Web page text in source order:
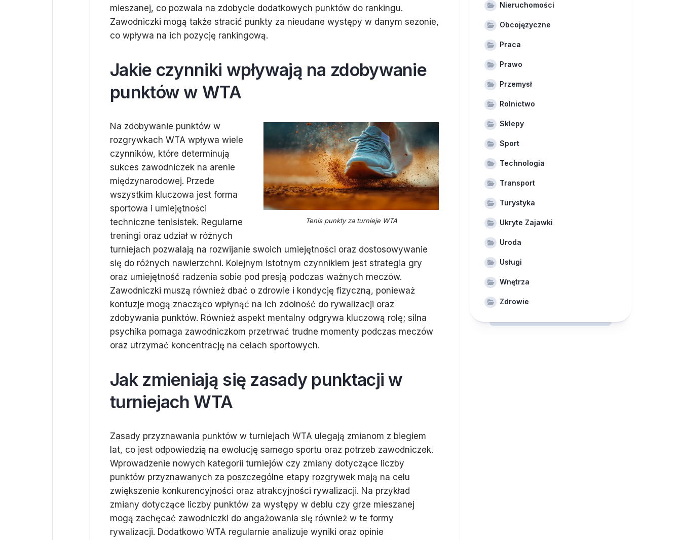
mieszanej, co pozwala na zdobycie dodatkowych punktów do rankingu.
Zawodniczki mogą także stracić punkty za nieudane występy w danym sezonie,
co wpływa na ich pozycję rankingową.
Jakie czynniki wpływają na zdobywanie
punktów w WTA
Tenis punkty za turnieje WTA
Na zdobywanie punktów w
rozgrywkach WTA wpływa wiele
czynników, które determinują
sukces zawodniczek na arenie
międzynarodowej. Przede
wszystkim kluczowa jest forma
sportowa i umiejętności
techniczne tenisistek. Regularne
treningi oraz udział w różnych
turniejach pozwalają na rozwijanie swoich umiejętności oraz dostosowywanie
się do różnych nawierzchni. Kolejnym istotnym czynnikiem jest strategia gry
oraz umiejętność radzenia sobie pod presją podczas ważnych meczów.
Zawodniczki muszą również dbać o zdrowie i kondycję fizyczną, ponieważ
kontuzje mogą znacząco wpłynąć na ich zdolność do rywalizacji oraz
zdobywania punktów. Również aspekt mentalny odgrywa kluczową rolę; silna
psychika pomaga zawodniczkom przetrwać trudne momenty podczas meczów
oraz utrzymać koncentrację na celach sportowych.
Jak zmieniają się zasady punktacji w
turniejach WTA
Zasady przyznawania punktów w turniejach WTA ulegają zmianom z biegiem
lat, co jest odpowiedzią na ewolucję samego sportu oraz potrzeb zawodniczek.
Wprowadzenie nowych kategorii turniejów czy zmiany dotyczące liczby
punktów przyznawanych za poszczególne etapy rozgrywek mają na celu
zwiększenie konkurencyjności oraz atrakcyjności rywalizacji. Na przykład
zmiany dotyczące liczby punktów za występy w deblu czy grze mieszanej
mogą zachęcać zawodniczki do angażowania się również w te formy
rywalizacji. Dodatkowo WTA regularnie analizuje wyniki oraz opinie
Nieruchomości
Obcojęzyczne
Praca
Prawo
Przemysł
Rolnictwo
Sklepy
Sport
Technologia
Transport
Turystyka
Ukryte Zajawki
Uroda
Usługi
Wnętrza
Zdrowie